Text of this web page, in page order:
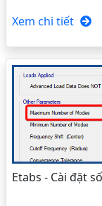
Xem chi tiết
Etabs - Cài đặt